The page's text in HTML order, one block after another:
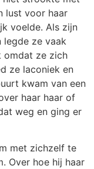
lust voor haar
voelde. Als zijn
legde ze vaak
omdat ze zich
ze laconiek en
kwam van een
haar haar of
weg en ging er
met zichzelf te
Over hoe hij haar